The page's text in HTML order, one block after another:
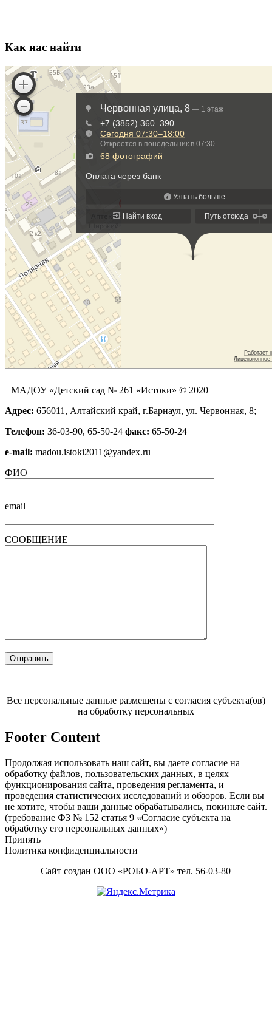
Как нас найти
МАДОУ «Детский сад № 261 «Истоки» © 2020
Адрес: 656011, Алтайский край, г.Барнаул, ул. Червонная, 8;
Телефон: 36-03-90, 65-50-24 факс: 65-50-24
е-mail: madou.istoki2011@yandex.ru
ФИО
email
СООБЩЕНИЕ
Все персональные данные размещены с согласия субъекта(ов)
на обработку персональных
Footer Content
Продолжая использовать наш сайт, вы даете согласие на
обработку файлов, пользовательских данных, в целях
функционирования сайта, проведения регламента, и
проведения статистических исследований и обзоров. Если вы
не хотите, чтобы ваши данные обрабатывались, покиньте сайт.
(требование ФЗ № 152 статья 9 «Согласие субъекта на
обработку его персональных данных»)
Принять
Политика конфиденциальности
Сайт создан ООО «РОБО-АРТ» тел. 56-03-80